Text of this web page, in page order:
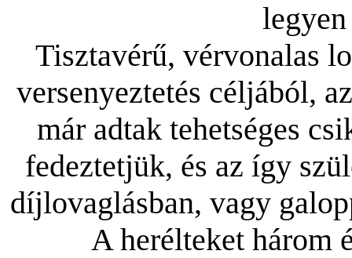
Tisztavérű, vérvonalas
versenyeztetés céljából,
már adtak tehetséges
fedeztetjük, és az így
díjlovaglásban, vagy
A herélteket három